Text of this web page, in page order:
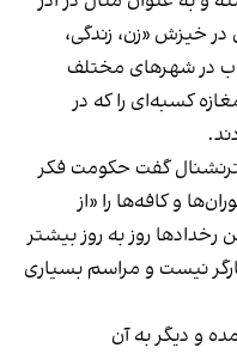
در خیزش «زن، زندگی،
در شهرهای مختلف
کسبه‌ای را که در
گفت حکومت فکر
و کافه‌ها را «از
رخدادها روز به روز بیشتر
نیست و مراسم بسیاری
و دیگر به آن